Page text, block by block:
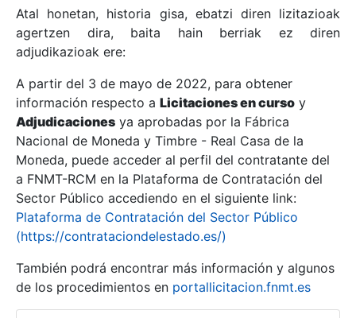
Erakutsi/Ezkutatu
Erakutsi/Ezkutatu
Erakutsi/Ezkutatu
Erakutsi/Ezkutatu
Atal honetan, historia gisa, ebatzi diren lizitazioak
agertzen dira, baita hain berriak ez diren
adjudikazioak ere:
A partir del 3 de mayo de 2022, para obtener
información respecto a Licitaciones en curso y
Adjudicaciones ya aprobadas por la Fábrica
Nacional de Moneda y Timbre - Real Casa de la
Moneda, puede acceder al perfil del contratante del
a FNMT-RCM en la Plataforma de Contratación del
Sector Público accediendo en el siguiente link:
Plataforma de Contratación del Sector Público
(https://contrataciondelestado.es/)
También podrá encontrar más información y algunos
de los procedimientos en portallicitacion.fnmt.es